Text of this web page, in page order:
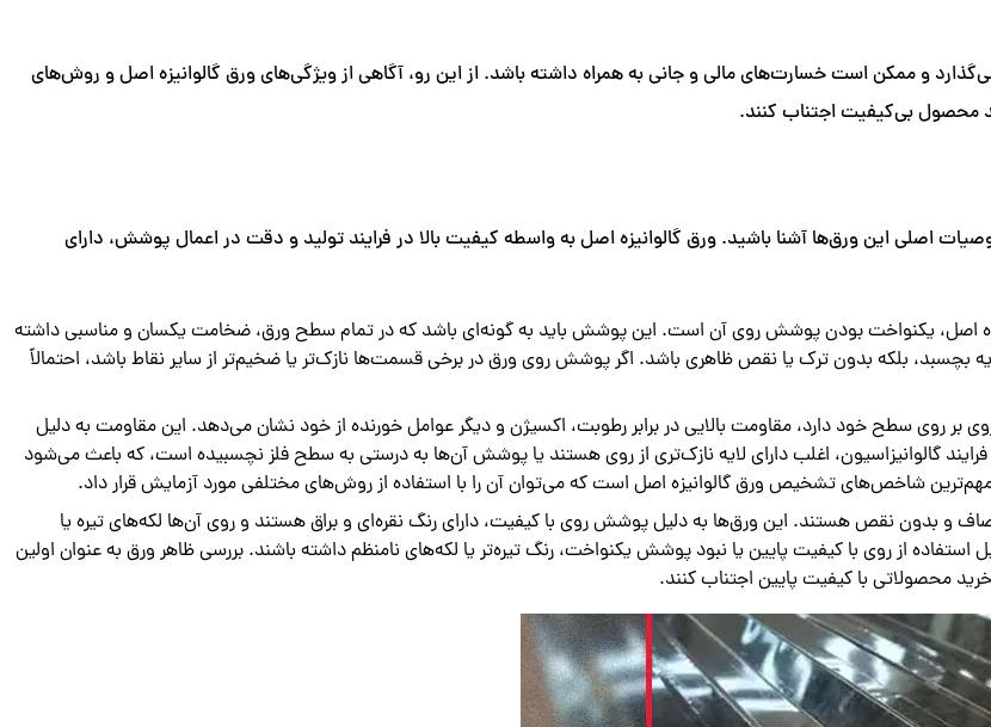
و ممکن است خسارت‌های مالی و جانی به همراه داشته باشد. از این رو، آگاهی از ویژگی‌های ورق گالوانیزه اصل و روش‌های
محصول بی‌کیفیت اجتناب کنند.
اصلی این ورق‌ها آشنا باشید. ورق گالوانیزه اصل به واسطه کیفیت بالا در فرایند تولید و دقت در اعمال پوشش، دارای
اصل، یکنواخت بودن پوشش روی آن است. این پوشش باید به گونه‌ای باشد که در تمام سطح ورق، ضخامت یکسان و مناسبی داشته
بلکه بدون ترک یا نقص ظاهری باشد. اگر پوشش روی ورق در برخی قسمت‌ها نازک‌تر یا ضخیم‌تر از سایر نقاط باشد، احتمالاً
بر روی سطح خود دارد، مقاومت بالایی در برابر رطوبت، اکسیژن و دیگر عوامل خورنده از خود نشان می‌دهد. این مقاومت به دلیل
گالوانیزاسیون، اغلب دارای لایه نازک‌تری از روی هستند یا پوشش آن‌ها به درستی به سطح فلز نچسبیده است، که باعث می‌شود
شاخص‌های تشخیص ورق گالوانیزه اصل است که می‌توان آن را با استفاده از روش‌های مختلفی مورد آزمایش قرار داد.
و بدون نقص هستند. این ورق‌ها به دلیل پوشش روی با کیفیت، دارای رنگ نقره‌ای و براق هستند و روی آن‌ها لکه‌های تیره یا
از روی با کیفیت پایین یا نبود پوشش یکنواخت، رنگ تیره‌تر یا لکه‌های نامنظم داشته باشند. بررسی ظاهر ورق به عنوان اولین
محصولاتی با کیفیت پایین اجتناب کنند.